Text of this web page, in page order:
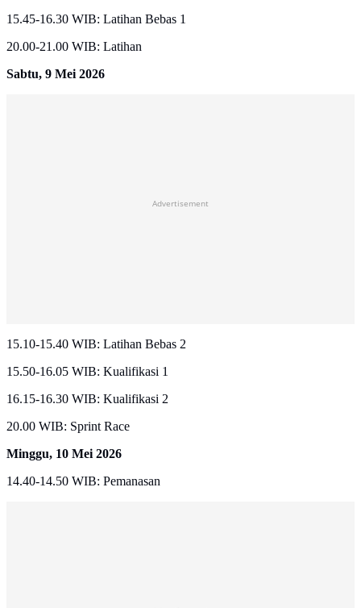
15.45-16.30 WIB: Latihan Bebas 1
20.00-21.00 WIB: Latihan
Sabtu, 9 Mei 2026
Advertisement
15.10-15.40 WIB: Latihan Bebas 2
15.50-16.05 WIB: Kualifikasi 1
16.15-16.30 WIB: Kualifikasi 2
20.00 WIB: Sprint Race
Minggu, 10 Mei 2026
14.40-14.50 WIB: Pemanasan